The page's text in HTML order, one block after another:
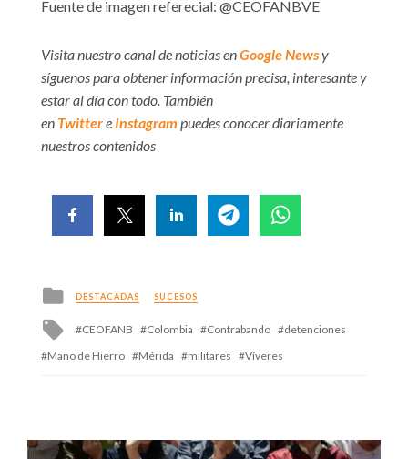
Fuente de imagen referecial: @CEOFANBVE
Visita nuestro canal de noticias enGoogle Newsy
síguenos para obtener información precisa, interesante y
estar al día con todo. También
en Twittere Instagram puedes conocer diariamente
nuestros contenidos
Posted
in
DESTACADAS SUCESOS
Tagged
CEOFANB Colombia Contrabando
detenciones
Mano de Hierro
Mérida militares Víveres